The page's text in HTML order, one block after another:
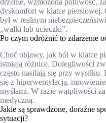
dyskomfort w klatce piersiowej.
był w realnym
„walki lub ucieczki”.
Po czym odróżnić to zdarzenie
Choć objawy, jak ból w klatce
istnieją różnice. Dolegliwości
często nasilają się przy
się z hiperwentylacją,
myślami. W razie wątpliwości
medyczną.
Jakie są sprawdzone, doraźne
sytuacji?